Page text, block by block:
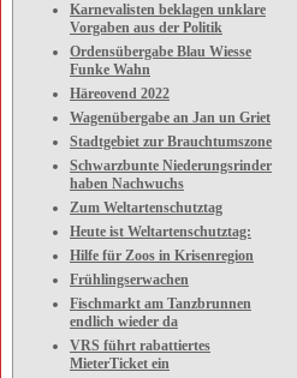
Karnevalisten beklagen unklare
Vorgaben aus der Politik
Ordensübergabe Blau Wiesse
Funke Wahn
Häreovend 2022
Wagenübergabe an Jan un Griet
Stadtgebiet zur Brauchtumszone
Schwarzbunte Niederungsrinder
haben Nachwuchs
Zum Weltartenschutztag
Heute ist Weltartenschutztag:
Hilfe für Zoos in Krisenregion
Frühlingserwachen
Fischmarkt am Tanzbrunnen
endlich wieder da
VRS führt rabattiertes
MieterTicket ein